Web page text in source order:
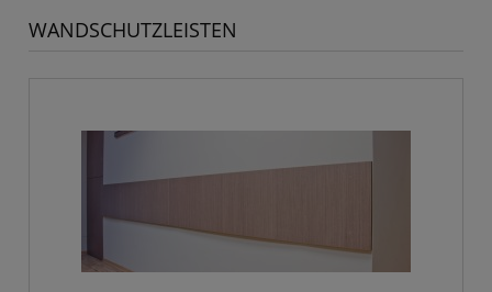
WANDSCHUTZLEISTEN